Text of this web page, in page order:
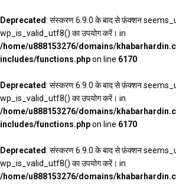
Deprecated: संस्करण 6.9.0 के बाद से फ़ंक्शन
wp_is_valid_utf8() का उपयोग करें। in
/home/u888153276/domains/
includes/functions.phpon line 6170
Deprecated: संस्करण 6.9.0 के बाद से फ़ंक्शन
wp_is_valid_utf8() का उपयोग करें। in
/home/u888153276/domains/
includes/functions.phpon line 6170
Deprecated: संस्करण 6.9.0 के बाद से फ़ंक्शन
wp_is_valid_utf8() का उपयोग करें। in
/home/u888153276/domains/